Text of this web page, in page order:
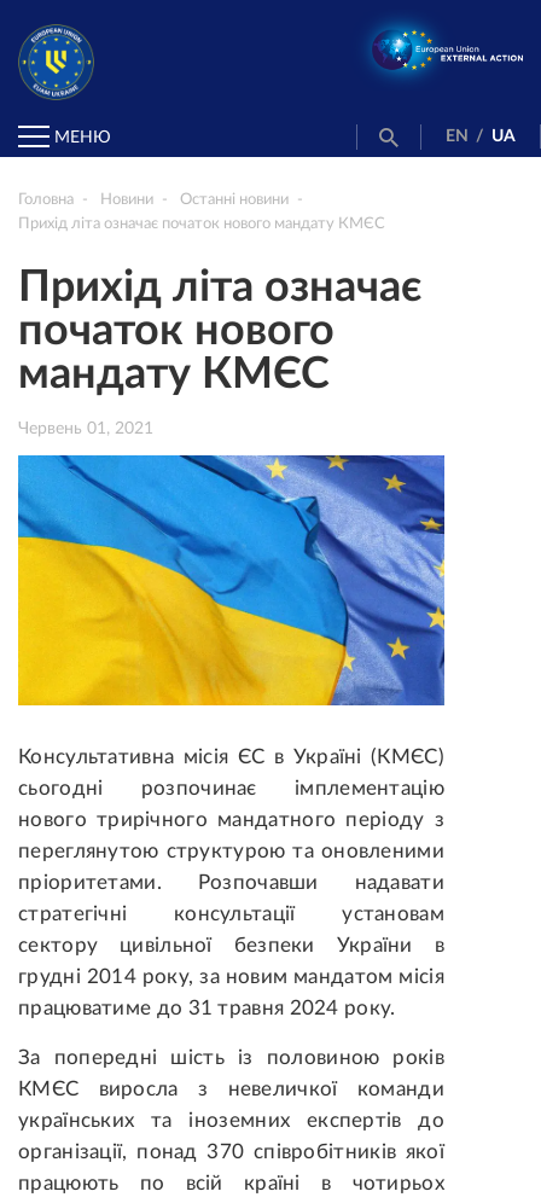
МЕНЮ EN / UA
Головна Новини
Останні новини
Прихід літа означає початок нового мандату КМЄС
Прихід літа означає
початок нового
мандату КМЄС
Червень 01, 2021
Консультативна місія ЄС в Україні (КМЄС)
сьогодні розпочинає імплементацію
нового трирічного мандатного періоду з
переглянутою структурою та оновленими
пріоритетами. Розпочавши надавати
стратегічні консультації установам
сектору цивільної безпеки України в
грудні 2014 року, за новим мандатом місія
працюватиме до 31 травня 2024 року.
За попередні шість із половиною років
КМЄС виросла з невеличкої команди
українських та іноземних експертів до
організації, понад 370 співробітників якої
працюють по всій країні в чотирьох